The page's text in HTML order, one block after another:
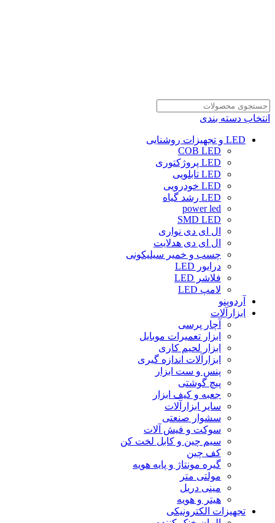
انتخاب دسته بندی
LED و تجهیزات روشنایی
COB LED
LED پروژکتوری
LED تابلویی
LED خودرویی
LED رشد گیاه
power led
SMD LED
ال ای دی نواری
ال ای دی هدلایت
چسب و خمیر سیلیکونی
درایور LED
فلاشر LED
لامپ LED
آردوینو
ابزارآلات
آچار پرسی
ابزار تعمیرات موبایل
ابزار لحیم کاری
ابزارآلات اندازه گیری
پنس و ست ابزار
پیچ گوشتی
جعبه و کیف ابزار
سایر ابزارآلات
سشوار صنعتی
سوکت و فیش آلات
سیم چین و کابل لخت کن
کف چین
گیره مونتاژ و پایه هویه
مولتی متر
مینی دریل
هیتر و هویه
تجهیزات الکترونیکی